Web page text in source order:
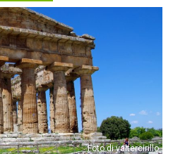
Foto di valtercirillo